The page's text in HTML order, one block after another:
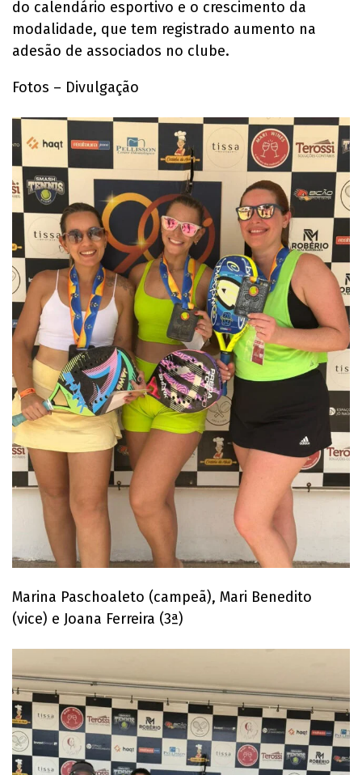
do calendário esportivo e o crescimento da
modalidade, que tem registrado aumento na
adesão de associados no clube.
Fotos – Divulgação
Marina Paschoaleto (campeã), Mari Benedito
(vice) e Joana Ferreira (3ª)